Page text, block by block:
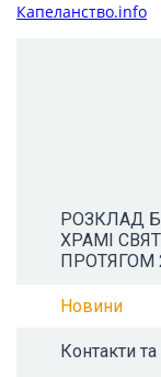
Капеланство.info
РОЗКЛАД
ХРАМІ
ПРОТЯГОМ
Новини
Контакти